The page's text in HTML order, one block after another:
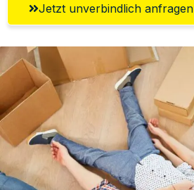
Jetzt unverbindlich anfragen